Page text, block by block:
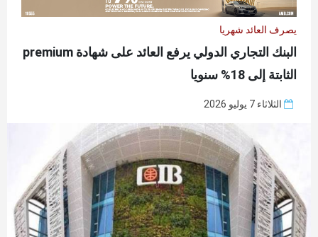
يصرف العائد شهريا
البنك التجاري الدولي يرفع العائد على شهادة premium
الثابتة إلى 18% سنويا
الثلاثاء 7 يوليو 2026